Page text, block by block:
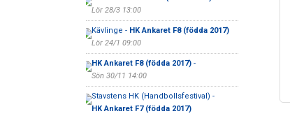
Lör 28/3 13:00
Kävlinge - HK Ankaret F8 (födda 2017)
Lör 24/1 09:00
HK Ankaret F8 (födda 2017)-
Sön 30/11 14:00
Stavstens HK (Handbollsfestival) -
HK Ankaret F7 (födda 2017)